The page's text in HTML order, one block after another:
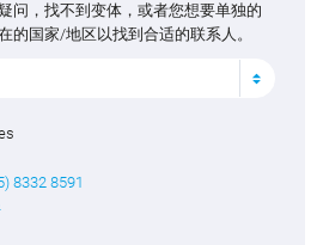
问，找不到变体，或者您想要单独的
的国家/地区以找到合适的联系人。
8332 8591